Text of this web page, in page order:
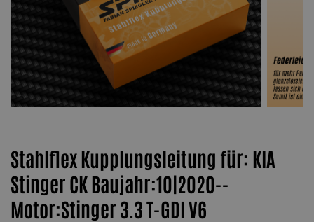
Stahlflex Kupplungsleitung für: KIA
Stinger CK Baujahr:10|2020--
Motor:Stinger 3.3 T-GDI V6